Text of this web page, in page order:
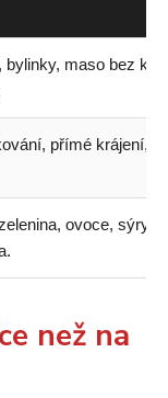
bylinky, maso bez
přímé krájení,
ovoce, sýry,
než na